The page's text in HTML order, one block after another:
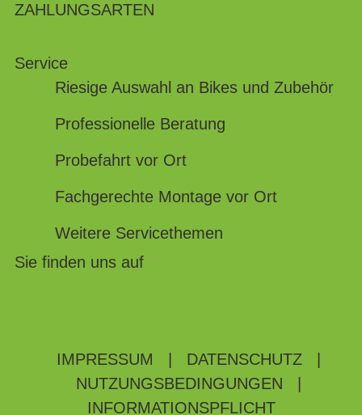
ZAHLUNGSARTEN
Service
Riesige Auswahl an Bikes und Zubehör
Professionelle Beratung
Probefahrt vor Ort
Fachgerechte Montage vor Ort
Weitere Servicethemen
Sie finden uns auf
IMPRESSUM DATENSCHUTZ
NUTZUNGSBEDINGUNGEN
INFORMATIONSPFLICHT